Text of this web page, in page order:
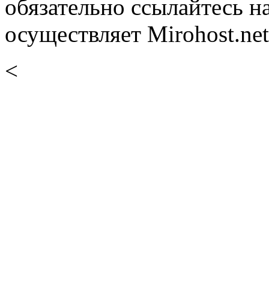
обязательно ссылайтесь
осуществляет
<